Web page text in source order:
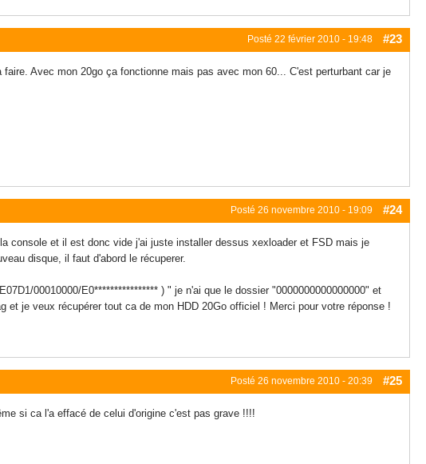
Posté 22 février 2010 - 19:48 #23
Avec mon 20go ça fonctionne mais pas avec mon 60... C'est perturbant car je
Posté 26 novembre 2010 - 19:09 #24
console et il est donc vide j'ai juste installer dessus xexloader et FSD mais je
disque, il faut d'abord le récuperer.
00010000/E0**************** ) " je n'ai que le dossier "0000000000000000" et
je veux récupérer tout ca de mon HDD 20Go officiel ! Merci pour votre réponse !
Posté 26 novembre 2010 - 20:39 #25
si ca l'a effacé de celui d'origine c'est pas grave !!!!